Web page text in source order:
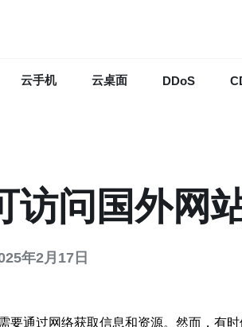
云手机 云桌面 DDoS
访问国外网
年2月17日
通过网络获取信息和资源。然而，有